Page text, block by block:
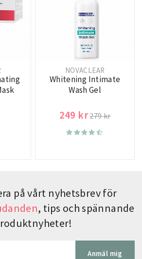
NOVACLEAR
Whitening Intimate
Wash Gel
249 kr279 kr
på vårt nyhetsbrev för
, tips och spännande
Anmäl mig